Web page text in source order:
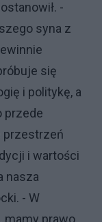
-
syna z
się
i politykę, a
przede
przestrzeń
i wartości
nasza
- W
mamy prawo